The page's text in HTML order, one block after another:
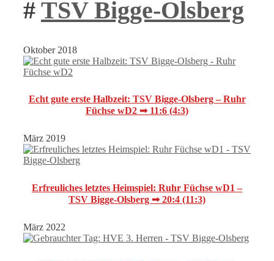
# TSV Bigge-Olsberg
Oktober 2018
Echt gute erste Halbzeit: TSV Bigge-Olsberg – Ruhr
Füchse wD2 ➟ 11:6 (4:3)
März 2019
Erfreuliches letztes Heimspiel: Ruhr Füchse wD1 –
TSV Bigge-Olsberg ➟ 20:4 (11:3)
März 2022